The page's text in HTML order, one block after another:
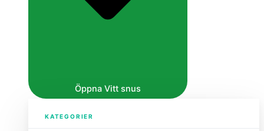
Öppna Vitt snus
KATEGORIER